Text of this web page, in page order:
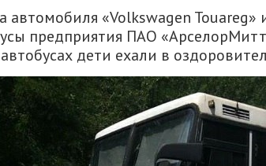
«Volkswagen Touareg»
предприятия ПАО
дети ехали в